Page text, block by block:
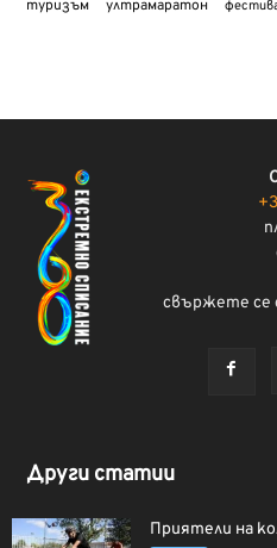
туризъм ултрамаратон
свържете се
Други статии
Приятели на